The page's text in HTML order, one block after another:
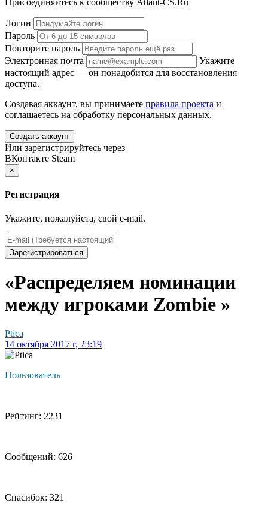
Присоединяйтесь к сообществу Atlant-CS.Ru
Логин
Пароль
Повторите пароль
Электронная почта
Укажите
настоящий адрес — он понадобится для восстановления
доступа.
Создавая аккаунт, вы принимаете правила проекта и
соглашаетесь на обработку персональных данных.
Создать аккаунт
Или зарегистрируйтесь через
ВКонтакте Steam
×
Регистрация
Укажите, пожалуйста, свой e-mail.
Зарегистрироваться
«Распределяем номинации
между игроками Zombie »
Ptica
14 октября 2017 г, 23:19
Пользователь
Рейтинг: 2231
Сообщений: 626
Спасибок: 321